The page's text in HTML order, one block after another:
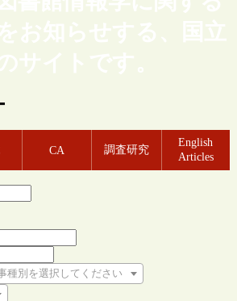
お知らせする、国立
サイトです。
CA 調査研究
English
Articles
種別を選択してください
してください